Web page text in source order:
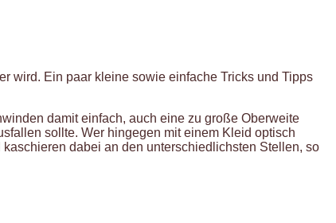
wird. Ein paar kleine sowie einfache Tricks und Tipps
damit einfach, auch eine zu große Oberweite
sollte. Wer hingegen mit einem Kleid optisch
dabei an den unterschiedlichsten Stellen, so